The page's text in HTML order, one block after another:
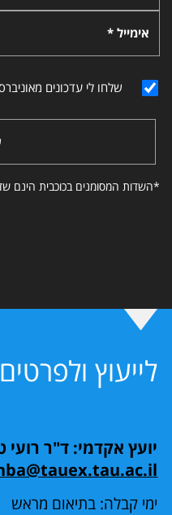
אימייל *
שלחו לי עדכונים
*השדות המסומנים בכוכבית הינם
לייעוץ
יועץ אקדמי: ד"ר רועי
ימי קבלה: בתיאום מראש